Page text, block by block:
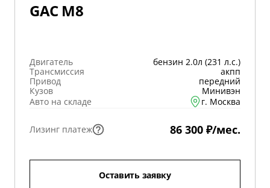
GAC M8
Двигатель
бензин 2.0л (231 л.с.)
Трансмиссия
акпп
Привод
передний
Кузов
Минивэн
Авто на складе
г. Москва
Лизинг платеж 86 300 ₽/мес.
Оставить заявку